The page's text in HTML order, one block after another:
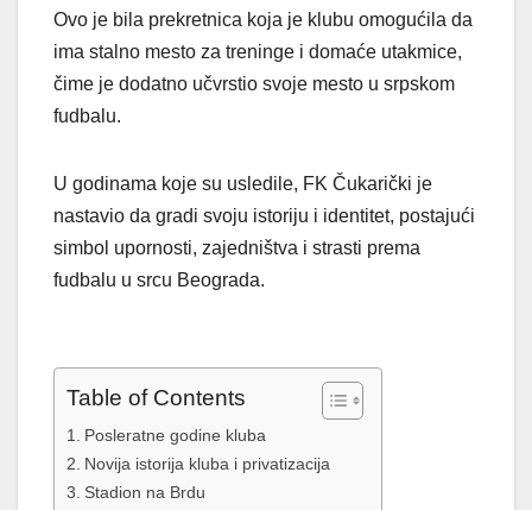
Ovo je bila prekretnica koja je klubu omogućila da
ima stalno mesto za treninge i domaće utakmice,
čime je dodatno učvrstio svoje mesto u srpskom
fudbalu.
U godinama koje su usledile, FK Čukarički je
nastavio da gradi svoju istoriju i identitet, postajući
simbol upornosti, zajedništva i strasti prema
fudbalu u srcu Beograda.
Table of Contents
Posleratne godine kluba
Novija istorija kluba i privatizacija
Stadion na Brdu